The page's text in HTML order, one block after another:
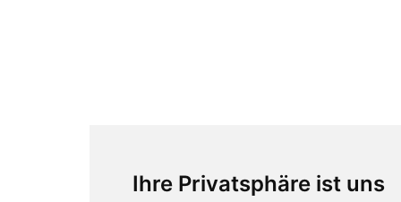
Ihre Privatsphäre ist uns